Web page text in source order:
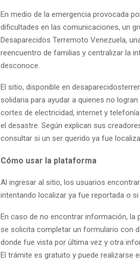
En medio de la emergencia provocada
dificultades en las comunicaciones, un
Desaparecidos Terremoto Venezuela,
reencuentro de familias y centralizar la
desconoce.
El sitio, disponible en
solidaria para ayudar a quienes no
cortes de electricidad, internet y
el desastre. Según explican sus
consultar si un ser querido ya fue
Cómo usar la plataforma
Al ingresar al sitio, los usuarios
intentando localizar ya fue reportada o
En caso de no encontrar información, la
se solicita completar un formulario con
donde fue vista por última vez y otra
El trámite es gratuito y puede realizarse